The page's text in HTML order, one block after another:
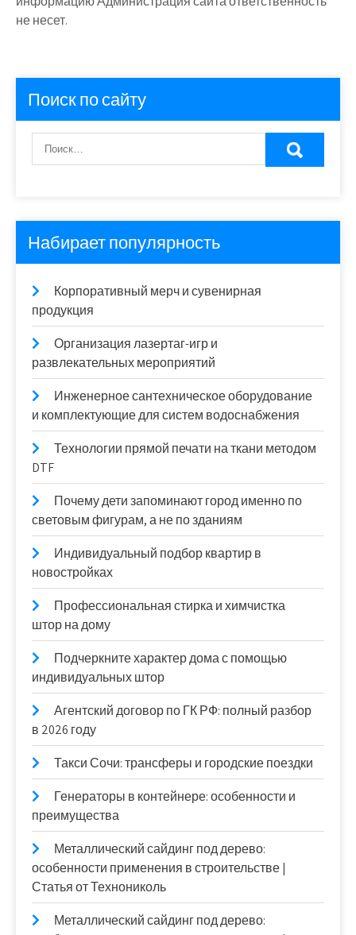
не несет.
Поиск по сайту
Набирает популярность
Корпоративный мерч и сувенирная
продукция
Организация лазертаг-игр и
развлекательных мероприятий
Инженерное сантехническое оборудование
и комплектующие для систем водоснабжения
Технологии прямой печати на ткани методом
DTF
Почему дети запоминают город именно по
световым фигурам, а не по зданиям
Индивидуальный подбор квартир в
новостройках
Профессиональная стирка и химчистка
штор на дому
Подчеркните характер дома с помощью
индивидуальных штор
Агентский договор по ГК РФ: полный разбор
в 2026 году
Такси Сочи: трансферы и городские поездки
Генераторы в контейнере: особенности и
преимущества
Металлический сайдинг под дерево:
особенности применения в строительстве |
Статья от Технониколь
Металлический сайдинг под дерево: